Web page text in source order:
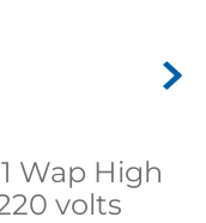
Wap High
volts